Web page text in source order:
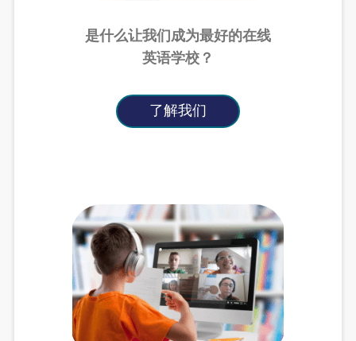
是什么让我们成为最好的在线
英语学校？
了解我们